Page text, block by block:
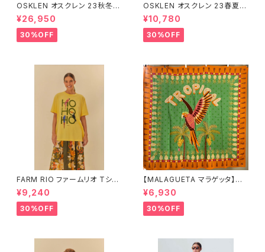
OSKLEN オスクレン 23秋冬
ボトムス 1045-69665
¥26,950
30%OFF
OSKLEN オスクレン 23春夏 ト
ップス 1027-67292
¥10,780
30%OFF
FARM RIO ファームリオ Tシャ
ツ HOHOHO
¥9,240
30%OFF
【MALAGUETA マラゲッタ】カ
ンガ TROPICAL
¥6,930
30%OFF